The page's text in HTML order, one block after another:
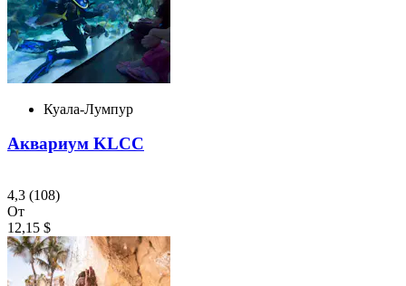
Куала-Лумпур
Аквариум KLCC
4,3 (108)
От
12,15 $